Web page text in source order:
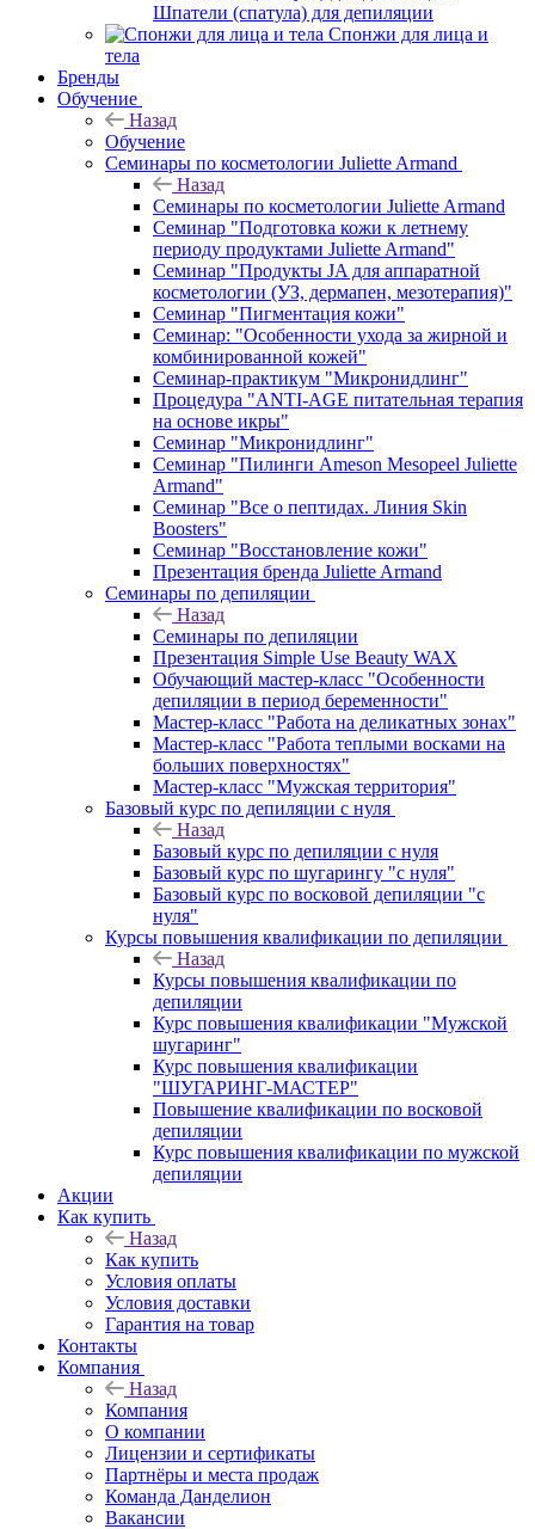
Шпатели (спатула) для депиляции
Спонжи для лица и
тела
Бренды
Обучение
Назад
Обучение
Семинары по косметологии Juliette Armand
Назад
Семинары по косметологии Juliette Armand
Семинар "Подготовка кожи к летнему
периоду продуктами Juliette Armand"
Семинар "Продукты JA для аппаратной
косметологии (УЗ, дермапен, мезотерапия)"
Семинар "Пигментация кожи"
Семинар: "Особенности ухода за жирной и
комбинированной кожей"
Семинар-практикум "Микронидлинг"
Процедура "ANTI-AGE питательная терапия
на основе икры"
Семинар "Микронидлинг"
Семинар "Пилинги Ameson Mesopeel Juliette
Armand"
Семинар "Все о пептидах. Линия Skin
Boosters"
Семинар "Восстановление кожи"
Презентация бренда Juliette Armand
Семинары по депиляции
Назад
Семинары по депиляции
Презентация Simple Use Beauty WAX
Обучающий мастер-класс "Особенности
депиляции в период беременности"
Мастер-класс "Работа на деликатных зонах"
Мастер-класс "Работа теплыми восками на
больших поверхностях"
Мастер-класс "Мужская территория"
Базовый курс по депиляции с нуля
Назад
Базовый курс по депиляции с нуля
Базовый курс по шугарингу "с нуля"
Базовый курс по восковой депиляции "с
нуля"
Курсы повышения квалификации по депиляции
Назад
Курсы повышения квалификации по
депиляции
Курс повышения квалификации "Мужской
шугаринг"
Курс повышения квалификации
"ШУГАРИНГ-МАСТЕР"
Повышение квалификации по восковой
депиляции
Курс повышения квалификации по мужской
депиляции
Акции
Как купить
Назад
Как купить
Условия оплаты
Условия доставки
Гарантия на товар
Контакты
Компания
Назад
Компания
О компании
Лицензии и сертификаты
Партнёры и места продаж
Команда Данделион
Вакансии